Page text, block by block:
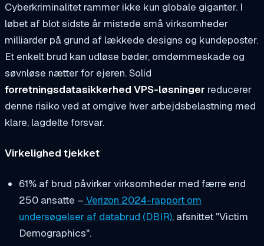
Cyberkriminalitet rammer ikke kun globale giganter. I
løbet af blot sidste år mistede små virksomheder
milliarder på grund af lækkede designs og kundeposter.
Et enkelt brud kan udløse bøder, omdømmeskade og
søvnløse nætter for ejeren. Solid
forretningsdatasikkerhed VPS-løsninger reducerer
denne risiko ved at omgive hver arbejdsbelastning med
klare, lagdelte forsvar.
Virkelighed tjekket
61% af brud påvirker virksomheder med færre end
250 ansatte – Verizon 2024-rapport om
undersøgelser af databrud (DBIR), afsnittet "Victim
Demographics".